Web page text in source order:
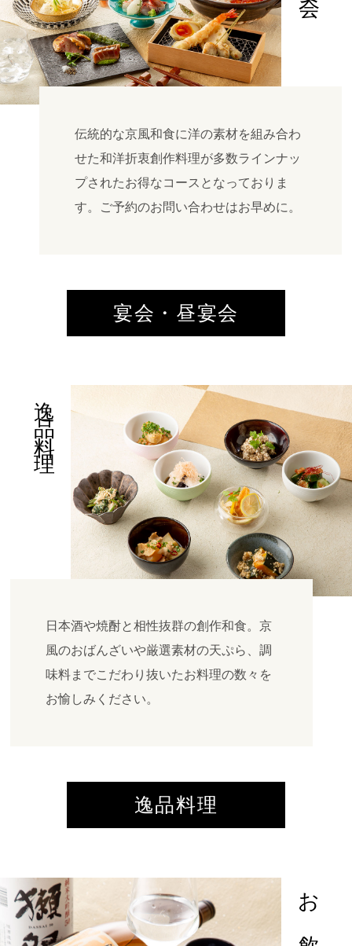
伝統的な京風和食に洋の素材を組み合わ
せた和洋折衷創作料理が多数ラインナッ
プされたお得なコースとなっておりま
す。ご予約のお問い合わせはお早めに。
宴会・昼宴会
逸品料理
日本酒や焼酎と相性抜群の創作和食。京
風のおばんざいや厳選素材の天ぷら、調
味料までこだわり抜いたお料理の数々を
お愉しみください。
逸品料理